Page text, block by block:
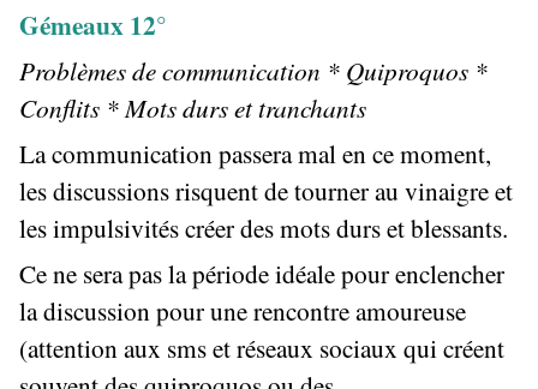
Gémeaux 12°
Problèmes de communication * Quiproquos *
Conflits * Mots durs et tranchants
La communication passera mal en ce moment,
les discussions risquent de tourner au vinaigre et
les impulsivités créer des mots durs et blessants.
Ce ne sera pas la période idéale pour enclencher
la discussion pour une rencontre amoureuse
(attention aux sms et réseaux sociaux qui créent